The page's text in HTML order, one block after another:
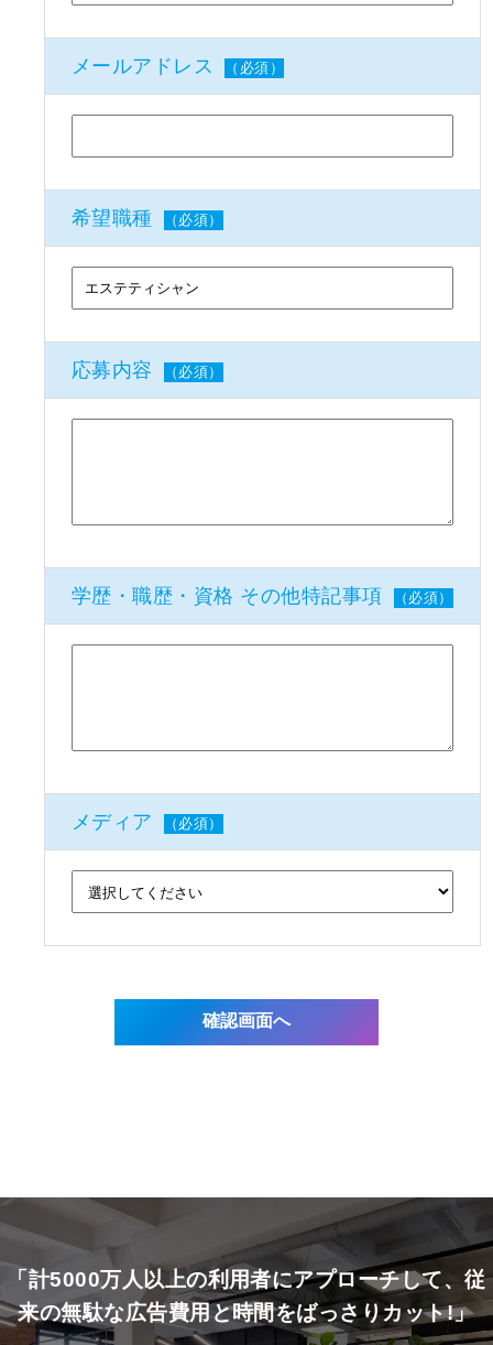
メールアドレス （必須）
希望職種 （必須）
応募内容 （必須）
学歴・職歴・資格 その他特記事項 （必須）
メディア （必須）
「計5000万人以上の利用者にアプローチして、従
来の無駄な広告費用と時間をばっさりカット!」